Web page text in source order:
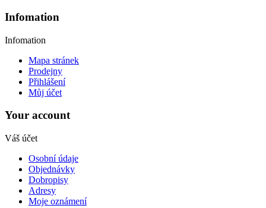
Infomation
Infomation
Mapa stránek
Prodejny
Přihlášení
Můj účet
Your account
Váš účet
Osobní údaje
Objednávky
Dobropisy
Adresy
Moje oznámení